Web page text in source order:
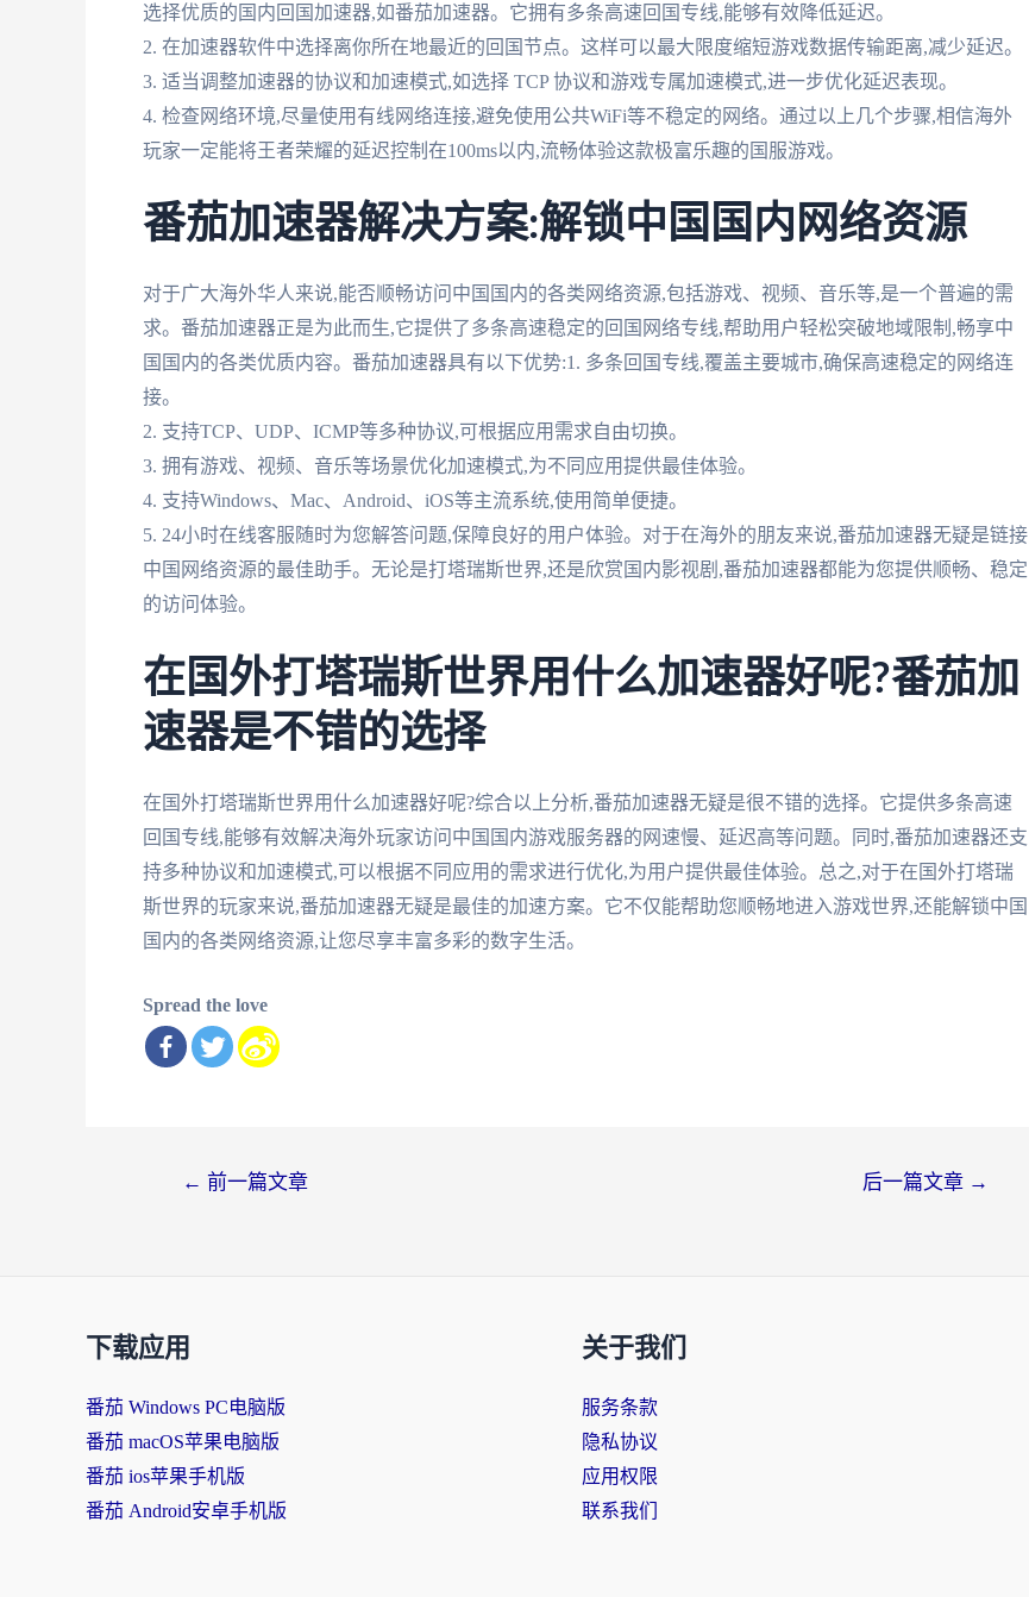
选择优质的国内回国加速器,如番茄加速器。它拥有多条高速回国专线,能够有效降低延迟。
2. 在加速器软件中选择离你所在地最近的回国节点。这样可以最大限度缩短游戏数据传输距离,减少延迟。
3. 适当调整加速器的协议和加速模式,如选择 TCP 协议和游戏专属加速模式,进一步优化延迟表现。
4. 检查网络环境,尽量使用有线网络连接,避免使用公共WiFi等不稳定的网络。通过以上几个步骤,相信海外
玩家一定能将王者荣耀的延迟控制在100ms以内,流畅体验这款极富乐趣的国服游戏。
番茄加速器解决方案:解锁中国国内网络资源
对于广大海外华人来说,能否顺畅访问中国国内的各类网络资源,包括游戏、视频、音乐等,是一个普遍的需
求。番茄加速器正是为此而生,它提供了多条高速稳定的回国网络专线,帮助用户轻松突破地域限制,畅享中
国国内的各类优质内容。番茄加速器具有以下优势:1. 多条回国专线,覆盖主要城市,确保高速稳定的网络连
接。
2. 支持TCP、UDP、ICMP等多种协议,可根据应用需求自由切换。
3. 拥有游戏、视频、音乐等场景优化加速模式,为不同应用提供最佳体验。
4. 支持Windows、Mac、Android、iOS等主流系统,使用简单便捷。
5. 24小时在线客服随时为您解答问题,保障良好的用户体验。对于在海外的朋友来说,番茄加速器无疑是链接
中国网络资源的最佳助手。无论是打塔瑞斯世界,还是欣赏国内影视剧,番茄加速器都能为您提供顺畅、稳定
的访问体验。
在国外打塔瑞斯世界用什么加速器好呢?番茄加
速器是不错的选择
在国外打塔瑞斯世界用什么加速器好呢?综合以上分析,番茄加速器无疑是很不错的选择。它提供多条高速
回国专线,能够有效解决海外玩家访问中国国内游戏服务器的网速慢、延迟高等问题。同时,番茄加速器还支
持多种协议和加速模式,可以根据不同应用的需求进行优化,为用户提供最佳体验。总之,对于在国外打塔瑞
斯世界的玩家来说,番茄加速器无疑是最佳的加速方案。它不仅能帮助您顺畅地进入游戏世界,还能解锁中国
国内的各类网络资源,让您尽享丰富多彩的数字生活。
Spread the love
← 前一篇文章 后一篇文章 →
下载应用
番茄 Windows PC电脑版
番茄 macOS苹果电脑版
番茄 ios苹果手机版
番茄 Android安卓手机版
关于我们
服务条款
隐私协议
应用权限
联系我们